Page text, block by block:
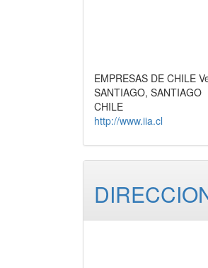
EMPRESAS DE CHILE
SANTIAGO, SANTIAGO
CHILE
http://www.iia.cl